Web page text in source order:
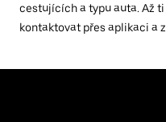
cestujících a typu auta. Až
kontaktovat přes aplikaci a